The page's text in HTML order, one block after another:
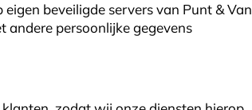
beveiligde servers van Punt & Van
andere persoonlijke gegevens